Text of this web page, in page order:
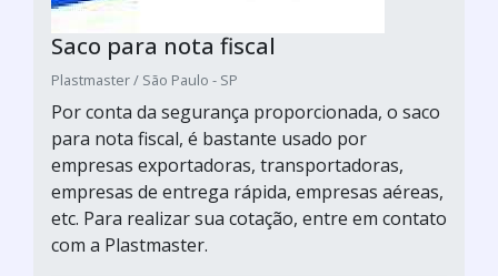
Saco para nota fiscal
Plastmaster / São Paulo - SP
Por conta da segurança proporcionada, o saco
para nota fiscal, é bastante usado por
empresas exportadoras, transportadoras,
empresas de entrega rápida, empresas aéreas,
etc. Para realizar sua cotação, entre em contato
com a Plastmaster.